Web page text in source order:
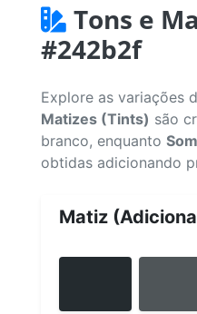
Tons e
#242b2f
Explore as variações
Matizes (Tints) são
branco, enquanto
obtidas adicionando
Matiz